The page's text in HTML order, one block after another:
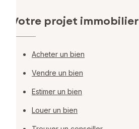
Votre projet immobilier
Acheter un bien
Vendre un bien
Estimer un bien
Louer un bien